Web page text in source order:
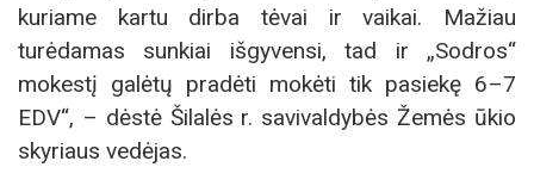
kuriame kartu dirba tėvai ir vaikai. Mažiau
turėdamas sunkiai išgyvensi, tad ir „Sodros“
mokestį galėtų pradėti mokėti tik pasiekę 6–7
EDV“, – dėstė Šilalės r. savivaldybės Žemės ūkio
skyriaus vedėjas.